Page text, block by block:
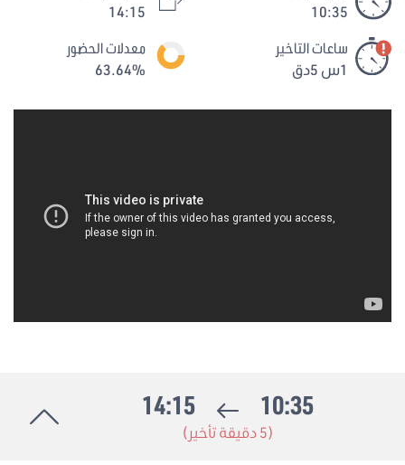
10:35
14:15
ساعات التاخير
1س 5دق
معدلات الحضور
63.64%
10:35
14:15
(5 دقيقة تأخير)